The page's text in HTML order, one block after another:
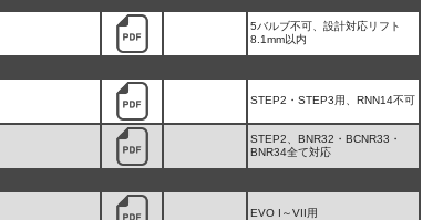
5バルブ不可、設計対応リフト
8.1mm以内
STEP2・STEP3用、RNN14不可
STEP2、BNR32・BCNR33・
BNR34全て対応
EVO I～VII用